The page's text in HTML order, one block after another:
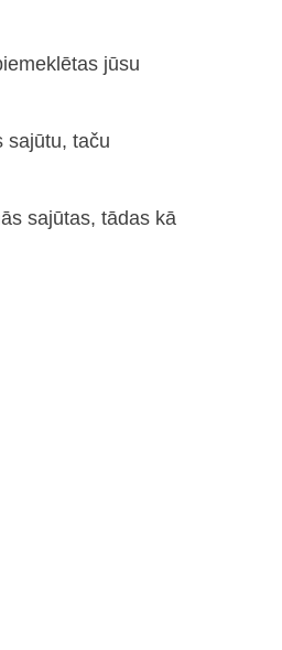
jūsu
sajūtu, taču
sajūtas, tādas kā